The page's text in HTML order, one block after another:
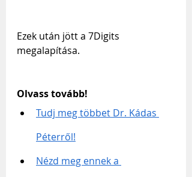
Ezek után jött a 7Digits
megalapítása.
Olvass tovább!
Tudj meg többet Dr. Kádas
Péterről!
Nézd meg ennek a